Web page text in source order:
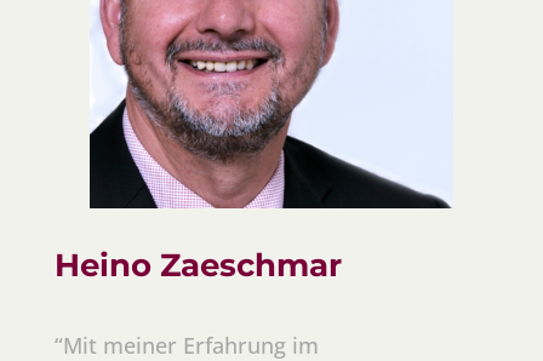
Heino Zaeschmar
“Mit meiner Erfahrung im